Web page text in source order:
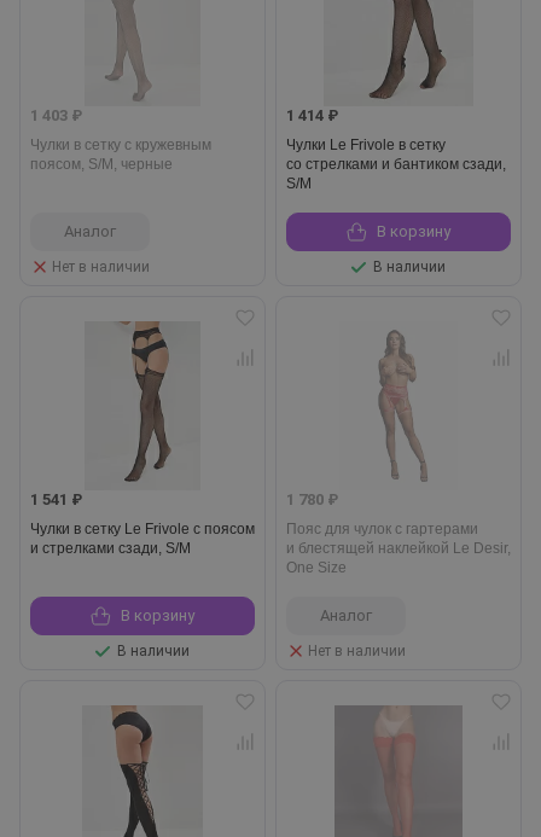
1 403 ₽
Чулки в сетку с кружевным
поясом, S/M, черные
Аналог
Нет в наличии
1 414 ₽
Чулки Le Frivole в сетку
со стрелками и бантиком сзади,
S/M
В корзину
В наличии
1 541 ₽
Чулки в сетку Le Frivole с поясом
и стрелками сзади, S/M
В корзину
В наличии
1 780 ₽
Пояс для чулок с гартерами
и блестящей наклейкой Le Desir,
One Size
Аналог
Нет в наличии